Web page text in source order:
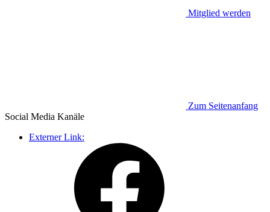
Mitglied werden
Zum Seitenanfang
Social Media Kanäle
Externer Link: